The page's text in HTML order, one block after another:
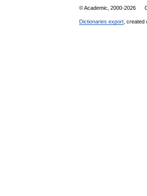
© Academic, 2000-2026
Dictionaries export , created